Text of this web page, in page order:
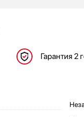
Гарантия 2